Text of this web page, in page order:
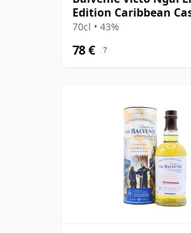
Edition Caribbean
M 14 Jahre alt
70cl • 43%
78 € ?